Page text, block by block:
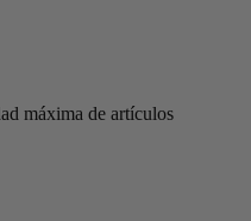
máxima de artículos